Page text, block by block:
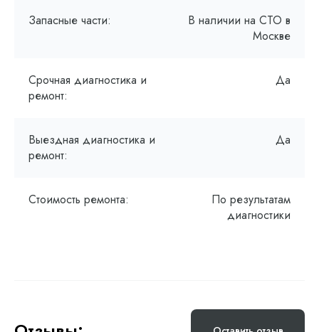
Запасные части:
В наличии на СТО в
Москве
Срочная диагностика и
ремонт:
Да
Выездная диагностика и
ремонт:
Да
Стоимость ремонта:
По результатам
диагностики